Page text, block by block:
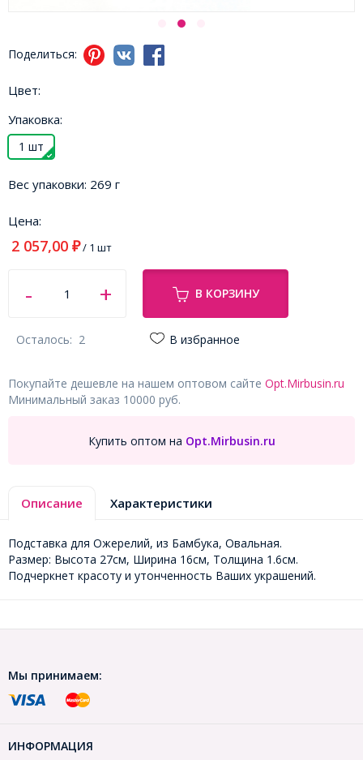
Поделиться:
Цвет:
Упаковка:
1 шт
Вес упаковки: 269 г
Цена:
2 057,00 ₽/ 1 шт
В КОРЗИНУ
Осталось: 2 В избранное
Покупайте дешевле на нашем оптовом сайте Opt.Mirbusin.ru
Минимальный заказ 10000 руб.
Купить оптом на Opt.Mirbusin.ru
Описание Характеристики
Подставка для Ожерелий, из Бамбука, Овальная.
Размер: Высота 27см, Ширина 16см, Толщина 1.6см.
Подчеркнет красоту и утонченность Ваших украшений.
Мы принимаем:
ИНФОРМАЦИЯ